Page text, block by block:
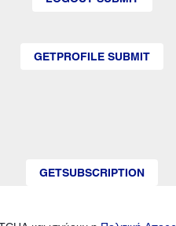
GETPROFILE SUBMIT
GETSUBSCRIPTION